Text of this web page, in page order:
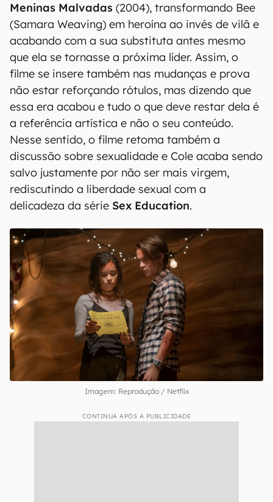
Meninas Malvadas (2004), transformando Bee
(Samara Weaving) em heroína ao invés de vilã e
acabando com a sua substituta antes mesmo
que ela se tornasse a próxima líder. Assim, o
filme se insere também nas mudanças e prova
não estar reforçando rótulos, mas dizendo que
essa era acabou e tudo o que deve restar dela é
a referência artística e não o seu conteúdo.
Nesse sentido, o filme retoma também a
discussão sobre sexualidade e Cole acaba sendo
salvo justamente por não ser mais virgem,
rediscutindo a liberdade sexual com a
delicadeza da série Sex Education.
Imagem: Reprodução / Netflix
CONTINUA APÓS A PUBLICIDADE